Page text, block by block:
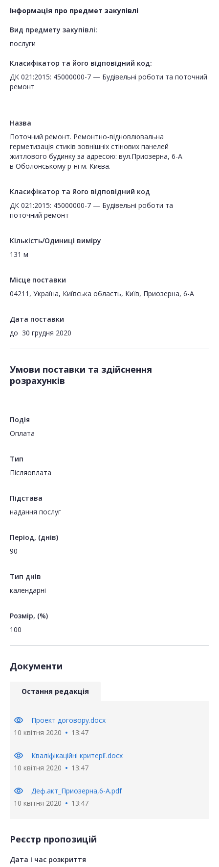
Інформація про предмет закупівлі
Вид предмету закупівлі:
послуги
Класифікатор та його відповідний код:
ДК 021:2015: 45000000-7 — Будівельні роботи та поточний
ремонт
Назва
Поточний ремонт. Ремонтно-відновлювальна
герметизація стиків зовнішніх стінових панелей
житлового будинку за адресою: вул.Приозерна, 6-А
в Оболонському р-ні м. Києва.
Класифікатор та його відповідний код
ДК 021:2015: 45000000-7 — Будівельні роботи та
поточний ремонт
Кількість/Одиниці виміру
131 м
Місце поставки
04211, Україна, Київська область, Київ, Приозерна, 6-А
Дата поставки
до 30 грудня 2020
Умови поставки та здійснення
розрахунків
Подія
Оплата
Тип
Пiсляоплата
Підстава
надання послуг
Період, (днів)
90
Тип днів
календарні
Розмір, (%)
100
Документи
Остання редакція
visibility
Проект договору.docx
10 квітня 2020
13:47
visibility
Кваліфікаційні критерії.docx
10 квітня 2020
13:47
visibility
Деф.акт_Приозерна,6-А.pdf
10 квітня 2020
13:47
Реєстр пропозицій
Дата і час розкриття